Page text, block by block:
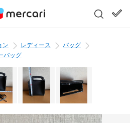
ン レディース
バッグ
バッグ